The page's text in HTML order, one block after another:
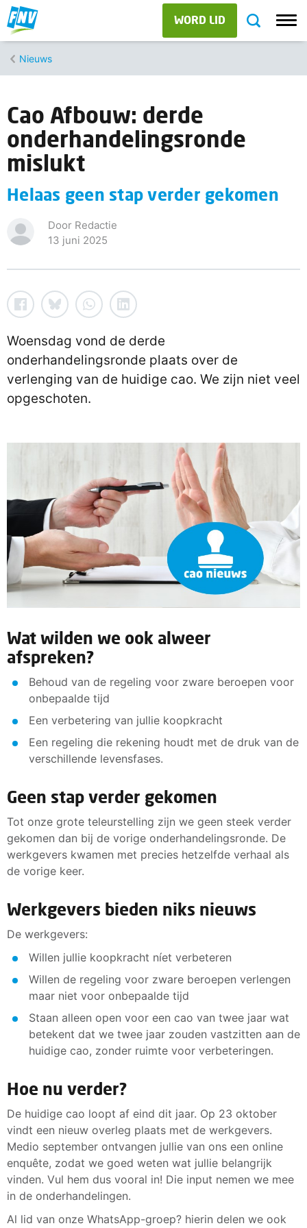
WORD LID
Nieuws
Cao Afbouw: derde
onderhandelingsronde
mislukt
Helaas geen stap verder gekomen
Door Redactie
13 juni 2025
Woensdag vond de derde
onderhandelingsronde plaats over de
verlenging van de huidige cao. We zijn niet veel
opgeschoten.
Wat wilden we ook alweer
afspreken?
Behoud van de regeling voor zware beroepen voor
onbepaalde tijd
Een verbetering van jullie koopkracht
Een regeling die rekening houdt met de druk van de
verschillende levensfases.
Geen stap verder gekomen
Tot onze grote teleurstelling zijn we geen steek verder
gekomen dan bij de vorige onderhandelingsronde. De
werkgevers kwamen met precies hetzelfde verhaal als
de vorige keer.
Werkgevers bieden niks nieuws
De werkgevers:
Willen jullie koopkracht níet verbeteren
Willen de regeling voor zware beroepen verlengen
maar niet voor onbepaalde tijd
Staan alleen open voor een cao van twee jaar wat
betekent dat we twee jaar zouden vastzitten aan de
huidige cao, zonder ruimte voor verbeteringen.
Hoe nu verder?
De huidige cao loopt af eind dit jaar. Op 23 oktober
vindt een nieuw overleg plaats met de werkgevers.
Medio september ontvangen jullie van ons een online
enquête, zodat we goed weten wat jullie belangrijk
vinden. Vul hem dus vooral in! Die input nemen we mee
in de onderhandelingen.
Al lid van onze WhatsApp-groep? hierin delen we ook